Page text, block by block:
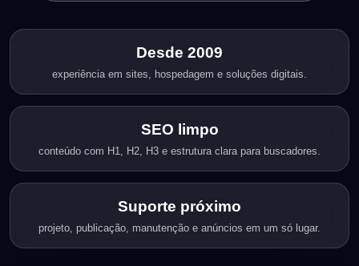
Desde 2009
experiência em sites, hospedagem e soluções digitais.
SEO limpo
conteúdo com H1, H2, H3 e estrutura clara para buscadores.
Suporte próximo
projeto, publicação, manutenção e anúncios em um só lugar.